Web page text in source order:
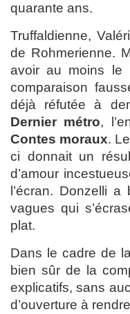
quarante ans.
Truffaldienne,
de Rohmerienne.
avoir au moins le
comparaison
déjà réfutée à
Dernier métro,
Contes moraux.
ci donnait un
d’amour
l’écran. Donzelli
vagues qui
plat.
Dans le cadre de
bien sûr de la
explicatifs, sans
d’ouverture à